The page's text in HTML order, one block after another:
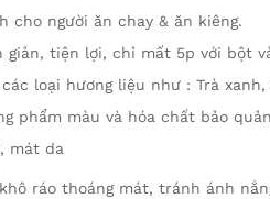
cho người ăn chay & ăn kiêng.
giản, tiện lợi, chỉ mất 5p với bột
loại hương liệu như : Trà
phẩm màu và hóa chất bảo
mát da
ráo thoáng mát, tránh ánh